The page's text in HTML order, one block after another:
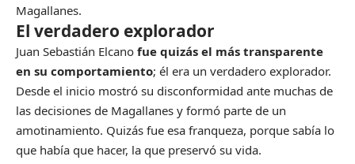
Magallanes.
El verdadero explorador
Juan Sebastián Elcano fue quizás el más transparente
en su comportamiento; él era un verdadero explorador.
Desde el inicio mostró su disconformidad ante muchas de
las decisiones de Magallanes y formó parte de un
amotinamiento. Quizás fue esa franqueza, porque sabía lo
que había que hacer, la que preservó su vida.